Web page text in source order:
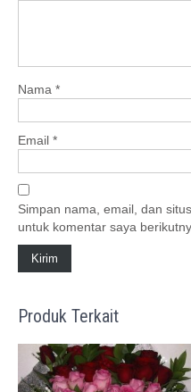
Nama *
Email *
Simpan nama, email, dan
untuk komentar saya
Produk Terkait